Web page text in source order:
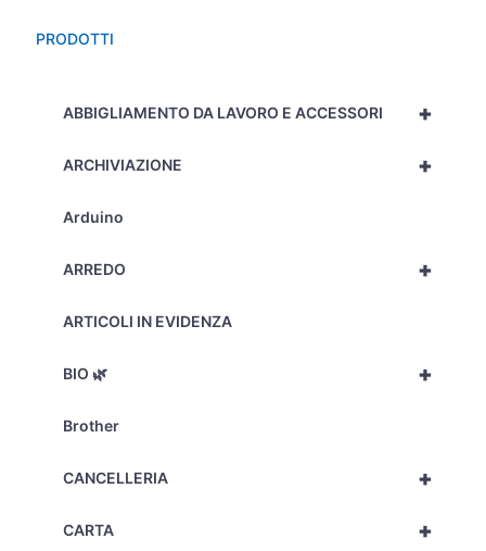
PRODOTTI
+
ABBIGLIAMENTO DA LAVORO E ACCESSORI
+
ARCHIVIAZIONE
Arduino
+
ARREDO
ARTICOLI IN EVIDENZA
+
BIO 🌿
Brother
+
CANCELLERIA
+
CARTA
-
C92C77319